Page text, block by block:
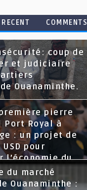
RECENT COMMENTS
coup de
et judiciaire
Ouanaminthe.
pierre
Royal à
: un projet de
pour
l’économie du
du marché
Ouanaminthe :